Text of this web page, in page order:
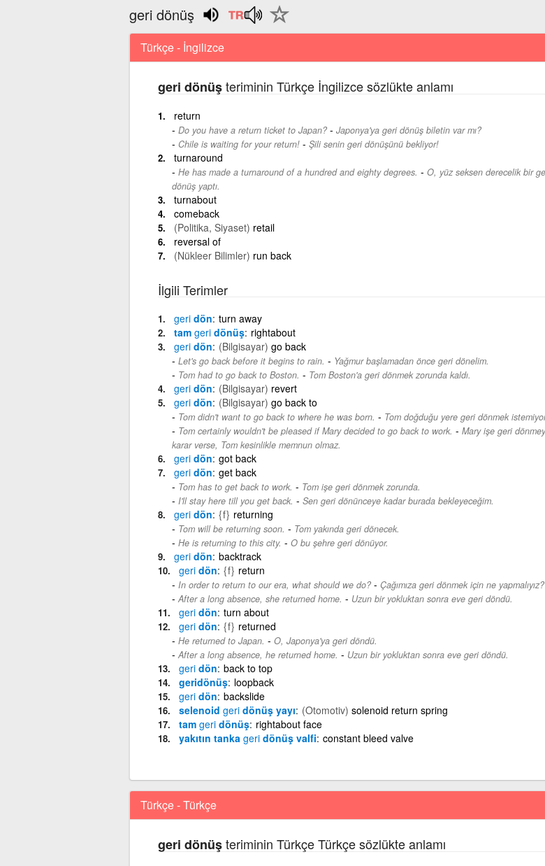
geri dönüş
Türkçe - İngilizce
geri dönüşteriminin Türkçe İngilizce sözlükte anlamı
return
Do you have a return ticket to Japan?- Japonya'ya geri dönüş biletin var mı?
Chile is waiting for your return!- Şili senin geri dönüşünü bekliyor!
turnaround
He has made a turnaround of a hundred and eighty degrees. - O, yüz seksen derecelik bir
dönüş yaptı.
turnabout
comeback
(Politika, Siyaset) retail
reversal of
(Nükleer Bilimler) run back
İlgili Terimler
geridön turn away
tam geridönüş rightabout
geridön (Bilgisayar) go back
Let's go back before it begins to rain. - Yağmur başlamadan önce geri dönelim.
Tom had to go back to Boston. - Tom Boston'a geri dönmek zorunda kaldı.
geridön (Bilgisayar) revert
geridön (Bilgisayar) go back to
Tom didn't want to go back to where he was born. - Tom doğduğu yere geri dönmek
Tom certainly wouldn't be pleased if Mary decided to go back to work. - Mary işe geri
karar verse, Tom kesinlikle memnun olmaz.
geridön got back
geridön get back
Tom has to get back to work. - Tom işe geri dönmek zorunda.
I'll stay here till you get back. - Sen geri dönünceye kadar burada bekleyeceğim.
geridön {f} returning
Tom will be returning soon. - Tom yakında geri dönecek.
He is returning to this city. - O bu şehre geri dönüyor.
geridön backtrack
geridön {f} return
In order to return to our era, what should we do?- Çağımıza geri dönmek için ne yapmalıyız?
After a long absence, she returned home. - Uzun bir yokluktan sonra eve geri döndü.
geridön turn about
geridön {f} returned
He returned to Japan. - O, Japonya'ya geri döndü.
After a long absence, he returned home. - Uzun bir yokluktan sonra eve geri döndü.
geridön back to top
geridönüş loopback
geridön backslide
selenoid geridönüş yayı (Otomotiv) solenoid return spring
tam geridönüş rightabout face
yakıtın tanka geridönüş valfi constant bleed valve
Türkçe - Türkçe
geri dönüşteriminin Türkçe Türkçe sözlükte anlamı